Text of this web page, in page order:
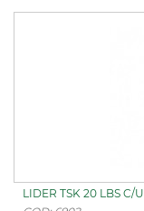
LIDER TSK 20 LBS C/U